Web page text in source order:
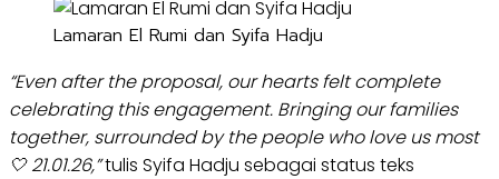
Lamaran El Rumi dan Syifa Hadju
“Even after the proposal, our hearts felt complete
celebrating this engagement. Bringing our families
together, surrounded by the people who love us most
🤍 21.01.26,”tulis Syifa Hadju sebagai status teks